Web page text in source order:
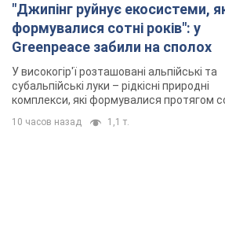
"Джипінг руйнує екосистеми,
формувалися сотні років": у
Greenpeace забили на сполох
У високогір'ї розташовані альпійські та
субальпійські луки – рідкісні природні
комплекси, які формувалися протягом
10 часов назад 1,1 т.